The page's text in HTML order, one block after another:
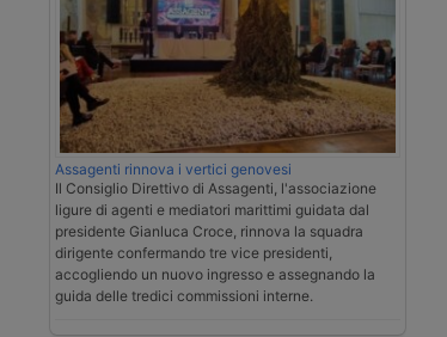
Assagenti rinnova i vertici genovesi
Il Consiglio Direttivo di Assagenti, l'associazione
ligure di agenti e mediatori marittimi guidata dal
presidente Gianluca Croce, rinnova la squadra
dirigente confermando tre vice presidenti,
accogliendo un nuovo ingresso e assegnando la
guida delle tredici commissioni interne.